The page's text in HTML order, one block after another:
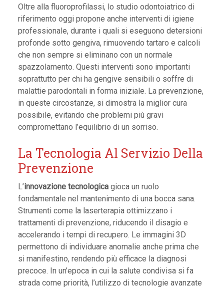
Oltre alla fluoroprofilassi, lo studio odontoiatrico di
riferimento oggi propone anche interventi di igiene
professionale, durante i quali si eseguono detersioni
profonde sotto gengiva, rimuovendo tartaro e calcoli
che non sempre si eliminano con un normale
spazzolamento. Questi interventi sono importanti
soprattutto per chi ha gengive sensibili o soffre di
malattie parodontali in forma iniziale. La prevenzione,
in queste circostanze, si dimostra la miglior cura
possibile, evitando che problemi più gravi
compromettano l’equilibrio di un sorriso.
La Tecnologia Al Servizio Della
Prevenzione
L’innovazione tecnologica gioca un ruolo
fondamentale nel mantenimento di una bocca sana.
Strumenti come la laserterapia ottimizzano i
trattamenti di prevenzione, riducendo il disagio e
accelerando i tempi di recupero. Le immagini 3D
permettono di individuare anomalie anche prima che
si manifestino, rendendo più efficace la diagnosi
precoce. In un’epoca in cui la salute condivisa si fa
strada come priorità, l’utilizzo di tecnologie avanzate